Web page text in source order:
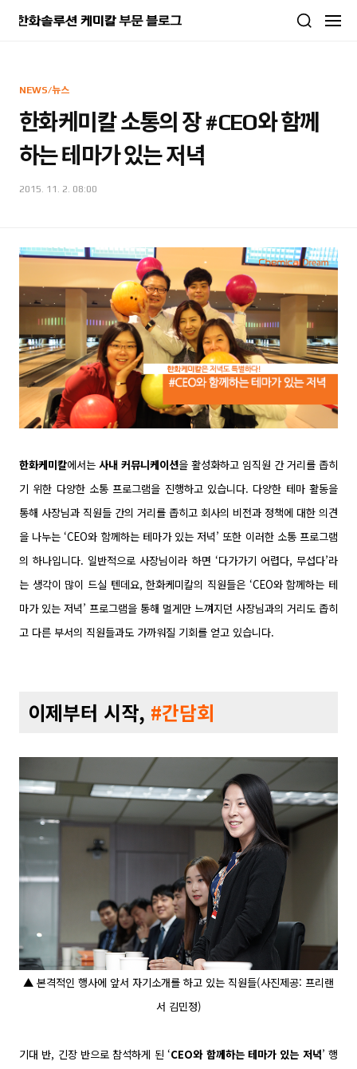
NEWS/뉴스
한화케미칼 소통의 장 #CEO와 함께
하는 테마가 있는 저녁
2015. 11. 2. 08:00
한화케미칼에서는 사내 커뮤니케이션을 활성화하고 임직원 간 거리를 좁히
기 위한 다양한 소통 프로그램을 진행하고 있습니다. 다양한 테마 활동을
통해 사장님과 직원들 간의 거리를 좁히고 회사의 비전과 정책에 대한 의견
을 나누는 ‘CEO와 함께하는 테마가 있는 저녁’ 또한 이러한 소통 프로그램
의 하나입니다. 일반적으로 사장님이라 하면 ‘다가가기 어렵다, 무섭다’라
는 생각이 많이 드실 텐데요, 한화케미칼의 직원들은 ‘CEO와 함께하는 테
마가 있는 저녁’ 프로그램을 통해 멀게만 느껴지던 사장님과의 거리도 좁히
고 다른 부서의 직원들과도 가까워질 기회를 얻고 있습니다.
이제부터 시작, #간담회
▲ 본격적인 행사에 앞서 자기소개를 하고 있는 직원들(사진제공: 프리랜
서 김민정)
기대 반, 긴장 반으로 참석하게 된 ‘CEO와 함께하는 테마가 있는 저녁’ 행